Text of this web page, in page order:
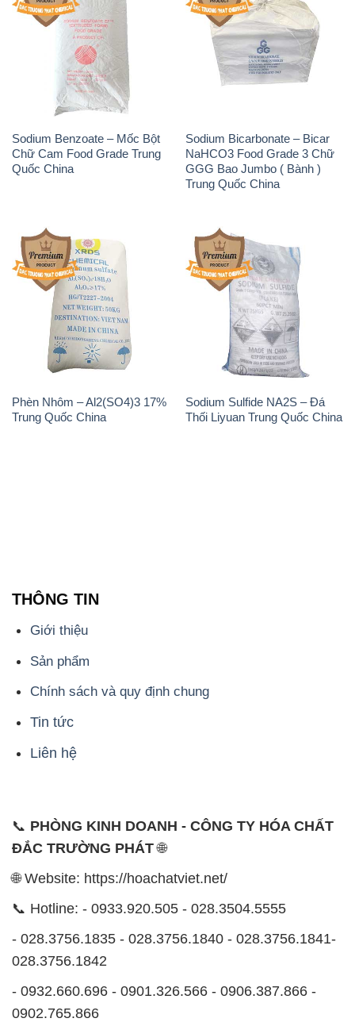
Sodium Benzoate – Mốc Bột
Chữ Cam Food Grade Trung
Quốc China
Sodium Bicarbonate – Bicar
NaHCO3 Food Grade 3 Chữ
GGG Bao Jumbo ( Bành )
Trung Quốc China
Phèn Nhôm – Al2(SO4)3 17%
Trung Quốc China
Sodium Sulfide NA2S – Đá
Thối Liyuan Trung Quốc China
THÔNG TIN
Giới thiệu
Sản phẩm
Chính sách và quy định chung
Tin tức
Liên hệ
📞 PHÒNG KINH DOANH - CÔNG TY HÓA CHẤT
ĐẮC TRƯỜNG PHÁT🌐
🌐 Website: https://hoachatviet.net/
📞 Hotline: - 0933.920.505 - 028.3504.5555
- 028.3756.1835 - 028.3756.1840 - 028.3756.1841-
028.3756.1842
- 0932.660.696 - 0901.326.566 - 0906.387.866 -
0902.765.866